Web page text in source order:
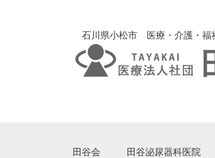
石川県小松市 医療・介護・福
田谷会 田谷泌尿器科医院